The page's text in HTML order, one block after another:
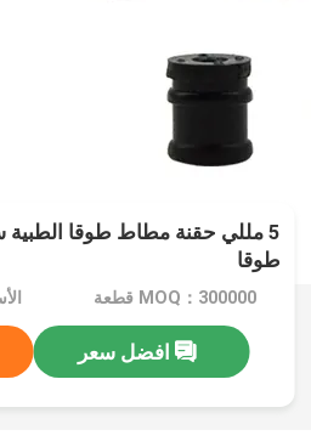
5 مللي حقنة مطاط طوقا
طوقا
MOQ：300000 قطعة
افضل سعر